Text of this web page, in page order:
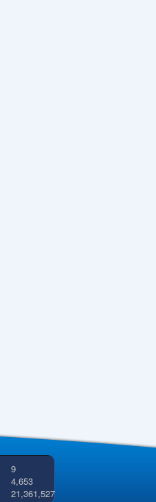
9
4,653
21,361,527